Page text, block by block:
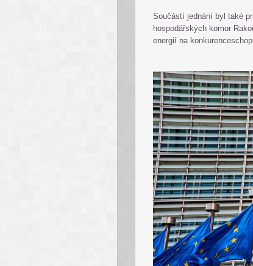
Součástí jednání byl také
hospodářských komor
energií na